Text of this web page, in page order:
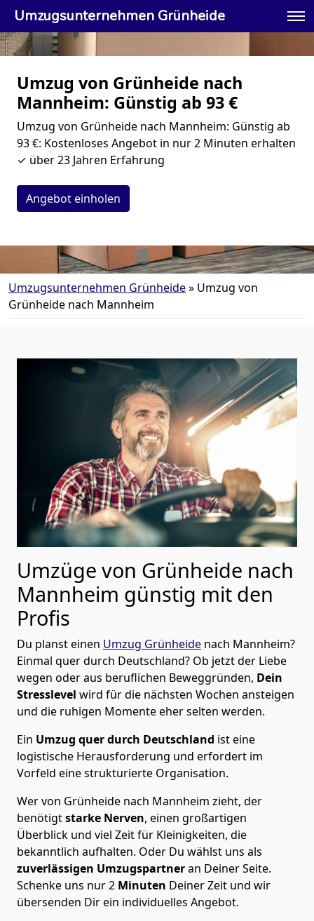
Umzugsunternehmen Grünheide
Umzug von Grünheide nach
Mannheim: Günstig ab 93 €
Umzug von Grünheide nach Mannheim: Günstig ab
93 €: Kostenloses Angebot in nur 2 Minuten erhalten
✓ über 23 Jahren Erfahrung
Angebot einholen
Umzugsunternehmen Grünheide» Umzug von
Grünheide nach Mannheim
Umzüge von Grünheide nach
Mannheim günstig mit den
Profis
Du planst einen Umzug Grünheide nach Mannheim?
Einmal quer durch Deutschland? Ob jetzt der Liebe
wegen oder aus beruflichen Beweggründen, Dein
Stresslevel wird für die nächsten Wochen ansteigen
und die ruhigen Momente eher selten werden.
Ein Umzug quer durch Deutschland ist eine
logistische Herausforderung und erfordert im
Vorfeld eine strukturierte Organisation.
Wer von Grünheide nach Mannheim zieht, der
benötigtstarke Nerven, einen großartigen
Überblick und viel Zeit für Kleinigkeiten, die
bekanntlich aufhalten. Oder Du wählst uns als
zuverlässigen Umzugspartneran Deiner Seite.
Schenke uns nur2 Minuten Deiner Zeit und wir
übersenden Dir ein individuelles Angebot.